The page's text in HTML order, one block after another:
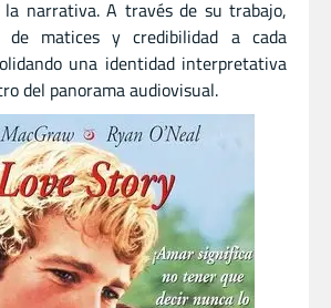
la narrativa. A través de su trabajo,
de matices y credibilidad a cada
una identidad interpretativa
del panorama audiovisual.